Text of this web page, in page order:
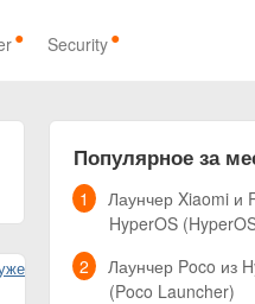
Security
Популярное за
Лаунчер Xiaomi и
HyperOS
Лаунчер Poco из
(Poco Launcher)